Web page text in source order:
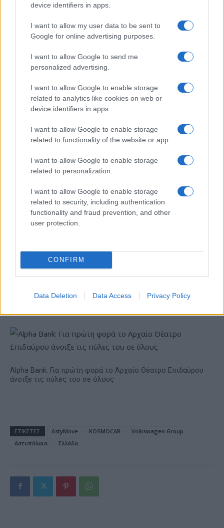
device identifiers in apps.
I want to allow my user data to be sent to
Google for online advertising purposes.
I want to allow Google to send me
personalized advertising.
I want to allow Google to enable storage
related to analytics like cookies on web or
device identifiers in apps.
I want to allow Google to enable storage
related to functionality of the website or app.
I want to allow Google to enable storage
related to personalization.
I want to allow Google to enable storage
related to security, including authentication
functionality and fraud prevention, and other
user protection.
CONFIRM
Data Deletion Data Access Privacy Policy
ευρώ σε 843 μέσα
ενημέρωσης- Ξεκίνησε το
ενίσχυσης του Τύπου
ευρώ – Καθαρά κέρδη 313
εκατ. ευρώ
Η Chery επενδύει 75 εκατ. δολάρια στην KG Mobility
Το FIAT 500 Hybrid τώρα
Ατρόμητος και Novibet
συνεχίζουν μαζί: Ανανέωση
18η συνεχόμενη χρονιά για τον ΟΤΕ στη διεθνή σειρά
Alpha Bank: Για πρώτη φορά το Αρχαίο Θέατρο Επιδαύρου
άνοιξε τις πύλες του σε όλους
ΕΤΙΚΕΤΕΣ AstyMove KOSMOCAR
Volkswagen Group
Αστυπάλαια
Ελλάδα